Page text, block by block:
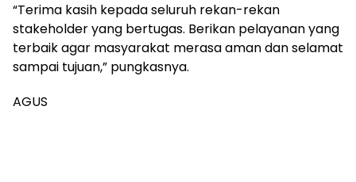
“Terima kasih kepada seluruh rekan-rekan
stakeholder yang bertugas. Berikan pelayanan yang
terbaik agar masyarakat merasa aman dan selamat
sampai tujuan,” pungkasnya.
AGUS